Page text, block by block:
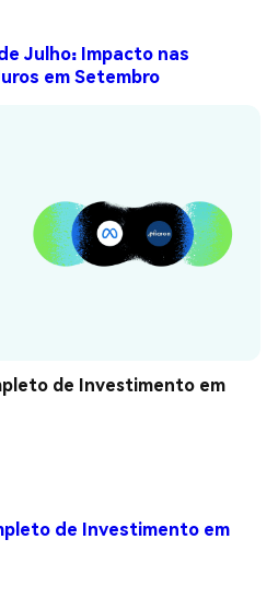
Julho: Impacto nas
em Setembro
de Investimento em
de Investimento em